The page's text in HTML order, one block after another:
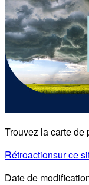
Trouvez la carte de
Rétroactionsur ce
Date de